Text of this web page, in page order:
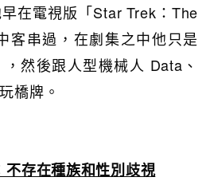
在電視版「Star Trek：The
客串過，在劇集之中他只是
然後跟人型機械人 Data、
橋牌。
存在種族和性別歧視